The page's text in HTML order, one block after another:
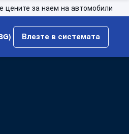
цените за наем на автомобили
Влезте в системата